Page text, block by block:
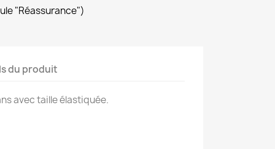
"Réassurance")
du produit
avec taille élastiquée.